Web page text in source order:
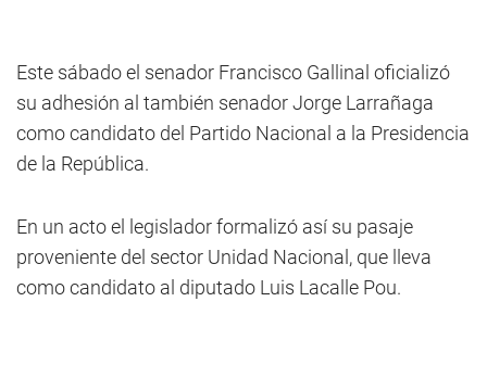
Este sábado el senador Francisco Gallinal oficializó
su adhesión al también senador Jorge Larrañaga
como candidato del Partido Nacional a la Presidencia
de la República.
En un acto el legislador formalizó así su pasaje
proveniente del sector Unidad Nacional, que lleva
como candidato al diputado Luis Lacalle Pou.